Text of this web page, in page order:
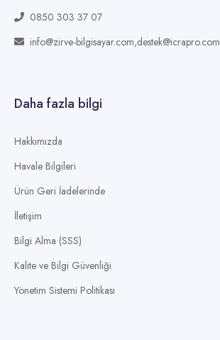
0850 303 37 07
info@zirve-bilgisayar.com,destek@icrapro.com
Daha fazla bilgi
Hakkımızda
Havale Bilgileri
Ürün Geri İadelerinde
İletişim
Bilgi Alma (SSS)
Kalite ve Bilgi Güvenliği
Yönetim Sistemi Politikası